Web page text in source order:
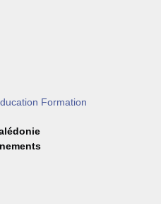
Formation